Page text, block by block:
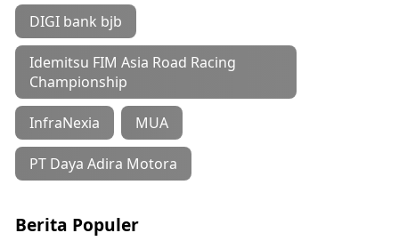
DIGI bank bjb
Idemitsu FIM Asia Road Racing
Championship
InfraNexia MUA
PT Daya Adira Motora
Berita Populer